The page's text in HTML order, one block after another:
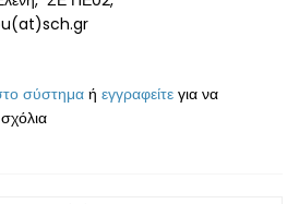
σύστημαή εγγραφείτεγια να